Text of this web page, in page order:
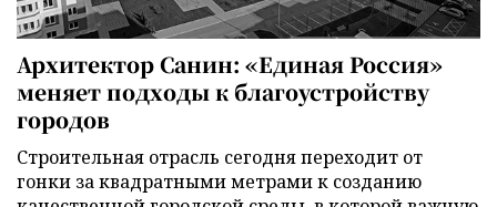
Архитектор Санин: «Единая Россия»
меняет подходы к благоустройству
городов
Строительная отрасль сегодня переходит от
гонки за квадратными метрами к созданию